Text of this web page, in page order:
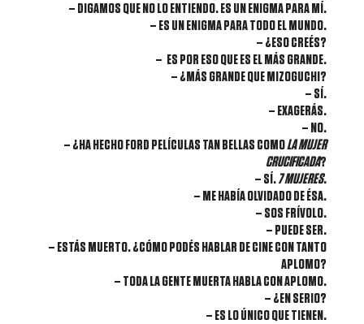
– DIGAMOS QUE NO LO ENTIENDO. ES UN ENIGMA PARA MÍ.
– ES UN ENIGMA PARA TODO EL MUNDO.
– ¿ESO CREÉS?
– ES POR ESO QUE ES EL MÁS GRANDE.
– ¿MÁS GRANDE QUE MIZOGUCHI?
– SÍ.
– EXAGERÁS.
– NO.
– ¿HA HECHO FORD PELÍCULAS TAN BELLAS COMOLA MUJER
CRUCIFICADA?
– SÍ.7 MUJERES.
– ME HABÍA OLVIDADO DE ÉSA.
– SOS FRÍVOLO.
– PUEDE SER.
– ESTÁS MUERTO. ¿CÓMO PODÉS HABLAR DE CINE CON TANTO
APLOMO?
– TODA LA GENTE MUERTA HABLA CON APLOMO.
– ¿EN SERIO?
– ES LO ÚNICO QUE TIENEN.